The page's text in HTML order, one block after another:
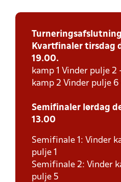
Kvartfinaler tirsdag
19.00.
kamp 1 Vinder pulje 2
kamp 2 Vinder pulje
Semifinaler lørdag
13.00
Semifinale 1: Vinder
pulje 1
Semifinale 2: Vinder
pulje 5